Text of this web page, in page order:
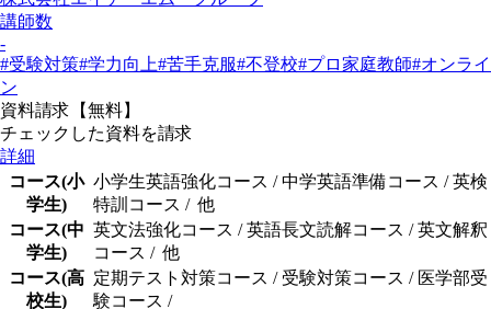
講師数
-
#受験対策#学力向上#苦手克服#不登校#プロ家庭教師#オンライ
ン
資料請求【無料】
チェックした資料を請求
詳細
コース(小
学生)
小学生英語強化コース /中学英語準備コース /英検
特訓コース /他
コース(中
学生)
英文法強化コース /英語長文読解コース /英文解釈
コース /他
コース(高
校生)
定期テスト対策コース /受験対策コース /医学部受
験コース /